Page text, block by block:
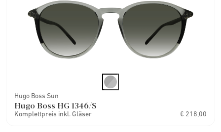
Hugo Boss Sun
Hugo Boss HG 1346/S
Komplettpreis inkl. Gläser € 218,00